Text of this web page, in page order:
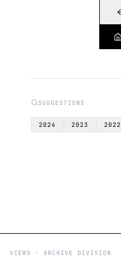
SUGGESTIONS
2024 2023 2022
VIEWS - ARCHIVE DIVISION